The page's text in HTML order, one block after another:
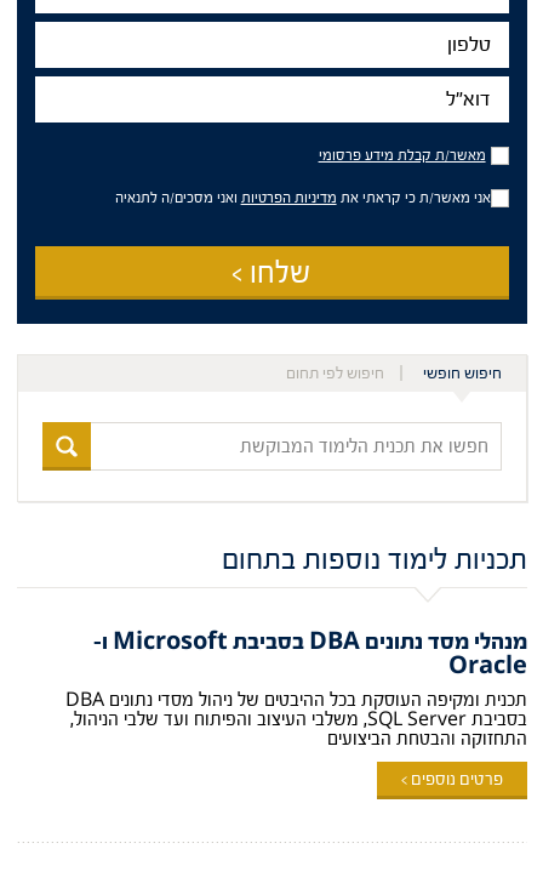
טלפון
דוא"ל
מאשר/ת
קבלת
מידע
פרסומי
מאשר/ת קבלת מידע פרסומי
אני מאשר/ת כי קראתי את מדיניות הפרטיות ואני מסכים/ה לתנאיה
שלחו >
חיפוש חופשי חיפוש לפי תחום
חפשו
את
תכנית
המבוקשת
תכניות לימוד נוספות בתחום
מנהלי מסד נתונים DBA בסביבת Microsoft ו-
Oracle
תכנית ומקיפה העוסקת בכל ההיבטים של ניהול מסדי נתונים DBA
בסביבת SQL Server, משלבי העיצוב והפיתוח ועד שלבי הניהול,
התחזוקה והבטחת הביצועים
פרטים נוספים >